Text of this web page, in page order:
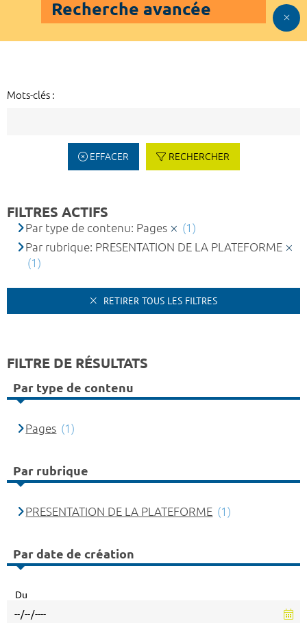
Recherche avancée
Mots-clés :
EFFACER RECHERCHER
FILTRES ACTIFS
Par type de contenu: Pages
(1)
Par rubrique: PRESENTATION DE LA PLATEFORME
(1)
RETIRER TOUS LES FILTRES
FILTRE DE RÉSULTATS
Par type de contenu
Pages (1)
Par rubrique
PRESENTATION DE LA PLATEFORME (1)
Par date de création
Du